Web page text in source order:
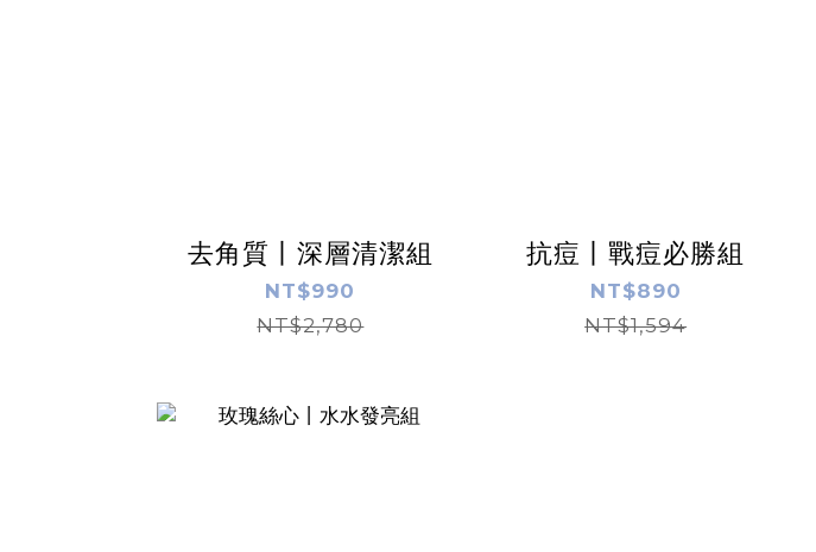
去角質丨深層清潔組
NT$990
NT$2,780
抗痘丨戰痘必勝組
NT$890
NT$1,594